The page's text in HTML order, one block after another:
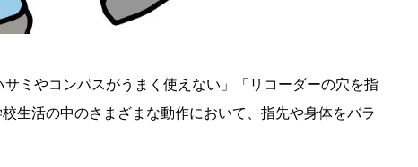
ミやコンパスがうまく使えない」「リコーダーの穴を指
生活の中のさまざまな動作において、指先や身体をバラ